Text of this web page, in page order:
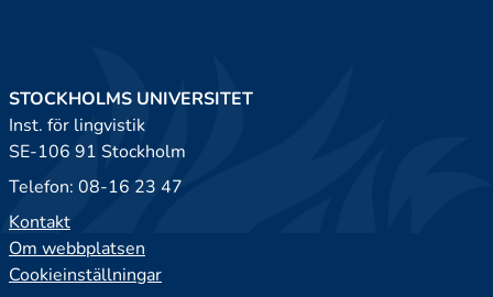
STOCKHOLMS UNIVERSITET
Inst. för lingvistik
SE-106 91 Stockholm
Telefon: 08-16 23 47
Kontakt
Om webbplatsen
Cookieinställningar